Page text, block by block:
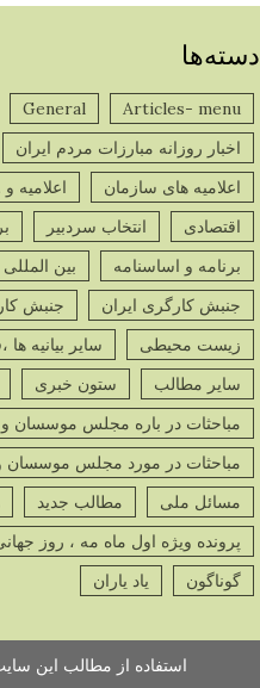
دسته‌ها
Articles- menu
General
اخبار روزانه مبارزات مردم ایران
اعلامیه های سازمان
اعلامیه و
اقتصادی
انتخاب سردبیر
برنامه و اساسنامه
بین المللی
جنبش کارگری ایران
جنبش
زیست محیطی
سایر بیانیه
سایر مطالب
ستون خبری
مباحثات در باره مجلس موسسان
مباحثات در مورد مجلس موسسان
مسائل ملی
مطالب جدید
پرونده ویژه اول ماه مه ، روز
گوناگون
یاد یاران
استفاده از مطالب این